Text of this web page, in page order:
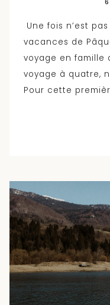
Une fois n’est
vacances de
voyage en famille
voyage à quatre,
Pour cette